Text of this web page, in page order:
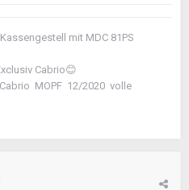
mit MDC 81PS
Cabrio😊
MOPF 12/2020 volle